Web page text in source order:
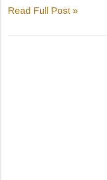
Read Full Post »